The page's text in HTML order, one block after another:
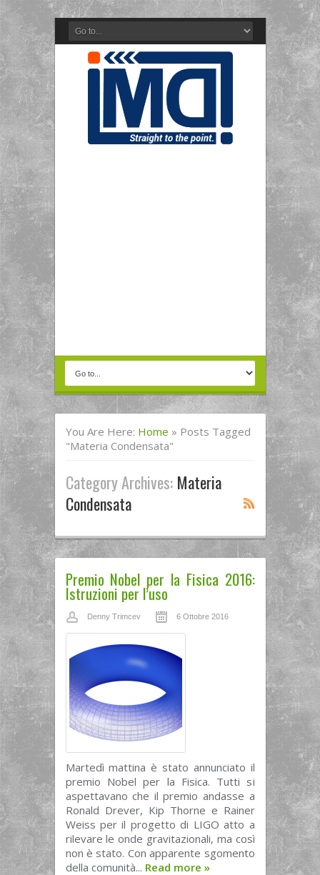
You Are Here: Home » Posts Tagged
"materia Condensata"
Category Archives: Materia
Condensata
Premio Nobel per la Fisica 2016:
Istruzioni per l’uso
Denny Trimcev 6 Ottobre 2016
Martedì mattina è stato annunciato il
premio Nobel per la Fisica. Tutti si
aspettavano che il premio andasse a
Ronald Drever, Kip Thorne e Rainer
Weiss per il progetto di LIGO atto a
rilevare le onde gravitazionali, ma così
non è stato. Con apparente sgomento
della comunità... Read more »